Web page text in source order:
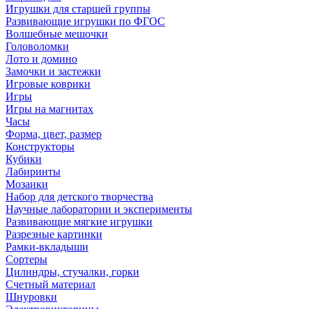
Игрушки для старшей группы
Развивающие игрушки по ФГОС
Волшебные мешочки
Головоломки
Лото и домино
Замочки и застежки
Игровые коврики
Игры
Игры на магнитах
Часы
Форма, цвет, размер
Конструкторы
Кубики
Лабиринты
Мозаики
Набор для детского творчества
Научные лаборатории и эксперименты
Развивающие мягкие игрушки
Разрезные картинки
Рамки-вкладыши
Сортеры
Цилиндры, стучалки, горки
Счетный материал
Шнуровки